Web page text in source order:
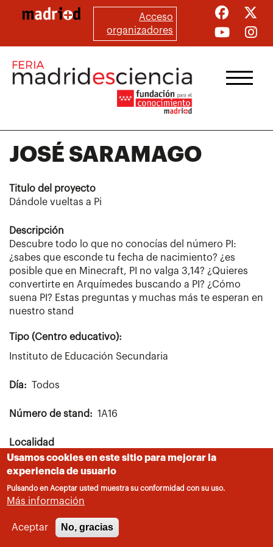
principal
Acceso
organizadores
JOSÉ SARAMAGO
Titulo del proyecto
Dándole vueltas a Pi
Descripción
Descubre todo lo que no conocías del número PI:
¿sabes que esconde tu fecha de nacimiento? ¿es
posible que en Minecraft, PI no valga 3,14? ¿Quieres
convertirte en Arquímedes buscando a PI? ¿Cómo
suena PI? Estas preguntas y muchas más te esperan en
nuestro stand
Tipo (Centro educativo):
Instituto de Educación Secundaria
Día Todos
Número de stand 1A16
Localidad
Arganda del Rey
Usamos cookies en este sitio para mejorar la
experiencia de usuario
Pulsando en Aceptar usted muestra su conformidad con su uso.
Más información
Aceptar No, gracias